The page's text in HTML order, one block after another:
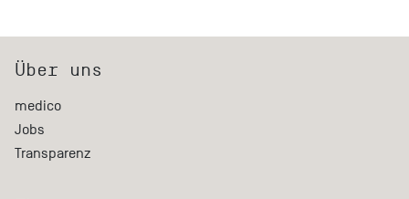
Über uns
medico
Jobs
Transparenz